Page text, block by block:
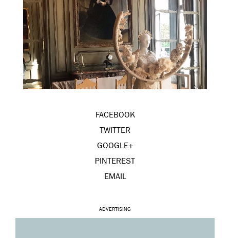
FACEBOOK
TWITTER
GOOGLE+
PINTEREST
EMAIL
ADVERTISING